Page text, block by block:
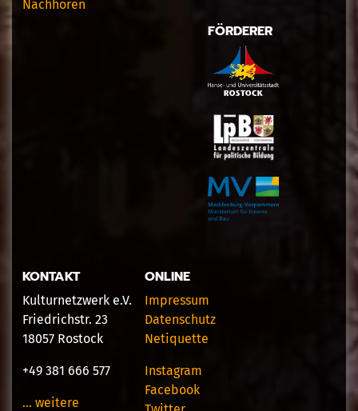
Nachhören
FÖRDERER
KONTAKT
Kulturnetzwerk e.V.
Friedrichstr. 23
18057 Rostock
+49 381 666 577
… weitere
ONLINE
Impressum
Datenschutz
Netiquette
Instagram
Facebook